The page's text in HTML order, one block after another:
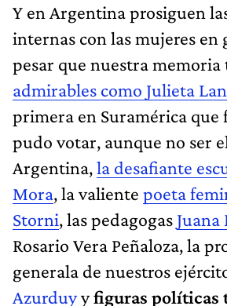
Y en Argentina prosiguen
internas con las mujeres en
pesar que nuestra memoria
admirables como Julieta
primera en Suramérica que
pudo votar, aunque no ser
Argentina,la desafiante
Mora, la valiente poeta
Storni, las pedagogas Juana
Rosario Vera Peñaloza, la
generala de nuestros
Azurduyyfiguras políticas